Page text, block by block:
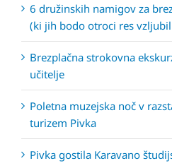
6 družinskih namigov za
(ki jih bodo otroci res
Brezplačna strokovna
učitelje
Poletna muzejska noč v
turizem Pivka
Pivka gostila Karavano